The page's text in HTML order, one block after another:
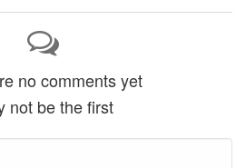
no comments yet
not be the first